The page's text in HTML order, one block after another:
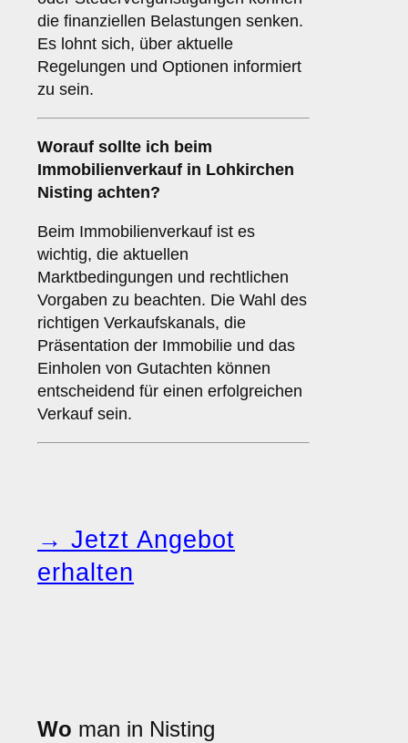
die finanziellen Belastungen senken.
Es lohnt sich, über aktuelle
Regelungen und Optionen informiert
zu sein.
Worauf sollte ich beim
Immobilienverkauf in Lohkirchen
Nisting achten?
Beim Immobilienverkauf ist es
wichtig, die aktuellen
Marktbedingungen und rechtlichen
Vorgaben zu beachten. Die Wahl des
richtigen Verkaufskanals, die
Präsentation der Immobilie und das
Einholen von Gutachten können
entscheidend für einen erfolgreichen
Verkauf sein.
→ Jetzt Angebot
erhalten
Wo man in Nisting